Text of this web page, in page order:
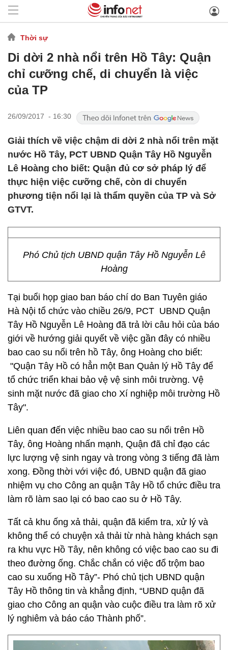
Thời sự
Di dời 2 nhà nổi trên Hồ Tây: Quận
chỉ cưỡng chế, di chuyển là việc
của TP
26/09/2017 - 16:30
Giải thích về việc chậm di dời 2 nhà nổi trên mặt
nước Hồ Tây, PCT UBND Quận Tây Hồ Nguyễn
Lê Hoàng cho biết: Quận đủ cơ sở pháp lý để
thực hiện việc cưỡng chế, còn di chuyển
phương tiện nổi lại là thẩm quyền của TP và Sở
GTVT.
Phó Chủ tịch UBND quận Tây Hồ Nguyễn Lê
Hoàng
Tại buổi họp giao ban báo chí do Ban Tuyên giáo
Hà Nội tổ chức vào chiều 26/9, PCT UBND Quận
Tây Hồ Nguyễn Lê Hoàng đã trả lời câu hỏi của báo
giới về hướng giải quyết về việc gần đây có nhiều
bao cao su nổi trên hồ Tây, ông Hoàng cho biết:
"Quận Tây Hồ có hẳn một Ban Quản lý Hồ Tây để
tổ chức triển khai bảo vệ vệ sinh môi trường. Vệ
sinh mặt nước đã giao cho Xí nghiệp môi trường Hồ
Tây".
Liên quan đến việc nhiều bao cao su nổi trên Hồ
Tây, ông Hoàng nhấn mạnh, Quận đã chỉ đạo các
lực lượng vệ sinh ngay và trong vòng 3 tiếng đã làm
xong. Đồng thời với việc đó, UBND quận đã giao
nhiệm vụ cho Công an quận Tây Hồ tổ chức điều tra
làm rõ làm sao lại có bao cao su ở Hồ Tây.
Tất cả khu ống xả thải, quận đã kiểm tra, xử lý và
không thể có chuyện xả thải từ nhà hàng khách sạn
ra khu vực Hồ Tây, nên không có việc bao cao su đi
theo đường ống. Chắc chắn có việc đổ trộm bao
cao su xuống Hồ Tây”- Phó chủ tịch UBND quận
Tây Hồ thông tin và khẳng định, “UBND quận đã
giao cho Công an quận vào cuộc điều tra làm rõ xử
lý nghiêm và báo cáo Thành phố”.